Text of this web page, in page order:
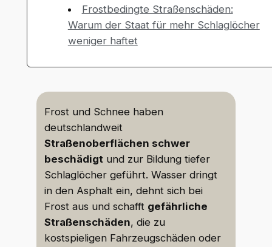
Frostbedingte Straßenschäden:
Warum der Staat für mehr Schlaglöcher
weniger haftet
Frost und Schnee haben
deutschlandweit
Straßenoberflächen schwer
beschädigt und zur Bildung tiefer
Schlaglöcher geführt. Wasser dringt
in den Asphalt ein, dehnt sich bei
Frost aus und schafft gefährliche
Straßenschäden, die zu
kostspieligen Fahrzeugschäden oder